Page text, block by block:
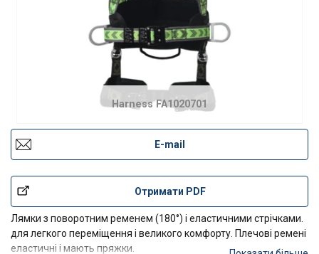
Harness FA1020701
E-mail
Отримати PDF
Лямки з поворотним ременем (180°) і еластичними стрічками.
для легкого переміщення і великого комфорту. Плечові ремені
еластичні і мають пряжки.